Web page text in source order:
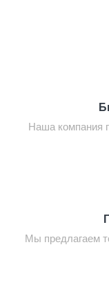
Наша компания
Мы предлагаем